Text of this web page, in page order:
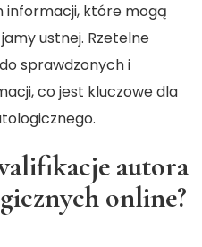
informacji, które mogą
ustnej. Rzetelne
sprawdzonych i
co jest kluczowe dla
autora
online?